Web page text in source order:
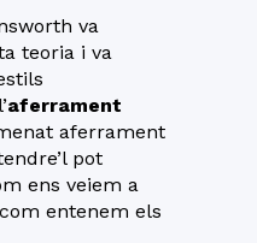
va
teoria i va
aferrament
aferrament
pot
ens veiem a
entenem els